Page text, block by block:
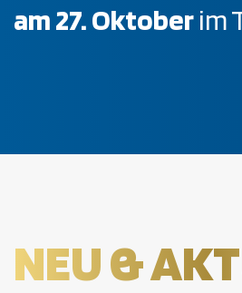
am 27. Oktoberim
NEU &